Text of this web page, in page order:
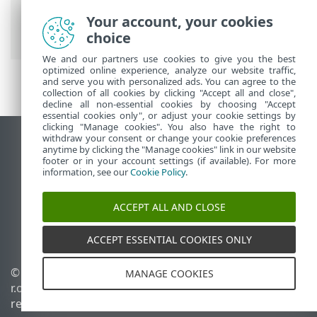
Ajutor online ESET>ESET NOD32
Antivirus
>Setare avansată
Vizualizare site pentru desktop
End of Life
Baza de cunoștințe ESET
Forum ESET
ESET Status Portal
Asistenţă regională
© 1992 - 2026 ESET, spol. s
r.o. - Toate drepturile
rezervate.
Gestionare module cookie
Politica privind modulele
Your account, your cookies
choice
We and our partners use cookies to give you the best
optimized online experience, analyze our website traffic,
and serve you with personalized ads. You can agree to the
collection of all cookies by clicking "Accept all and close",
decline all non-essential cookies by choosing "Accept
essential cookies only", or adjust your cookie settings by
clicking "Manage cookies". You also have the right to
withdraw your consent or change your cookie preferences
anytime by clicking the "Manage cookies" link in our website
footer or in your account settings (if available). For more
information, see ourCookie Policy.
ACCEPT ALL AND CLOSE
ACCEPT ESSENTIAL COOKIES ONLY
MANAGE COOKIES